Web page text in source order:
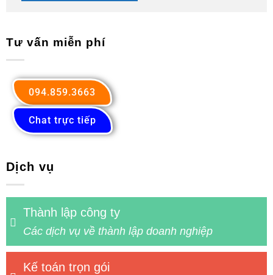
Tư vấn miễn phí
094.859.3663
Chat trực tiếp
Dịch vụ
Thành lập công ty
Các dịch vụ về thành lập doanh nghiệp
Kế toán trọn gói